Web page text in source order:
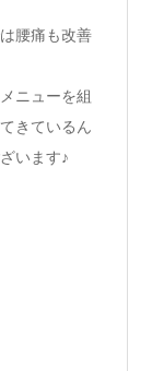
腰痛も改善
ニューを組
きているん
います♪